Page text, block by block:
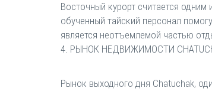
Восточный курорт считается
обученный тайский персонал
является неотъемлемой частью
4. РЫНОК НЕДВИЖИМОСТИ
Рынок выходного дня Chatuchak,